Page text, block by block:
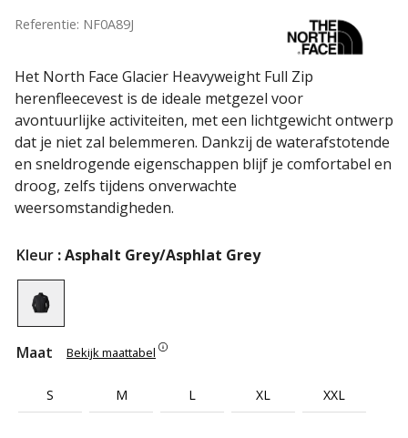
Referentie: NF0A89J
Het North Face Glacier Heavyweight Full Zip
herenfleecevest is de ideale metgezel voor
avontuurlijke activiteiten, met een lichtgewicht ontwerp
dat je niet zal belemmeren. Dankzij de waterafstotende
en sneldrogende eigenschappen blijf je comfortabel en
droog, zelfs tijdens onverwachte
weersomstandigheden.
Kleur : Asphalt Grey/Asphlat Grey
Maat Bekijk maattabel
S M L XL XXL